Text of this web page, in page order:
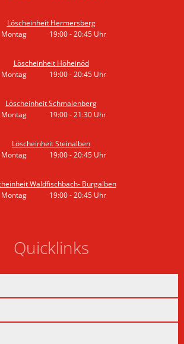
Löscheinheit Hermersberg
Montag
19:00-20:45 Uhr
Löscheinheit Höheinöd
Montag
19:00-20:45 Uhr
Löscheinheit Schmalenberg
Montag
19:00-21:30 Uhr
Löscheinheit Steinalben
Montag
19:00-20:45 Uhr
Waldfischbach- Burgalben
Montag
19:00-20:45 Uhr
Quicklinks